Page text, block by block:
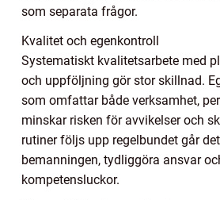
som separata frågor.
Kvalitet och egenkontroll
Systematiskt kvalitetsarbete med
och uppföljning gör stor skillnad.
som omfattar både verksamhet,
minskar risken för avvikelser och
rutiner följs upp regelbundet går
bemanningen, tydliggöra ansvar
kompetensluckor.